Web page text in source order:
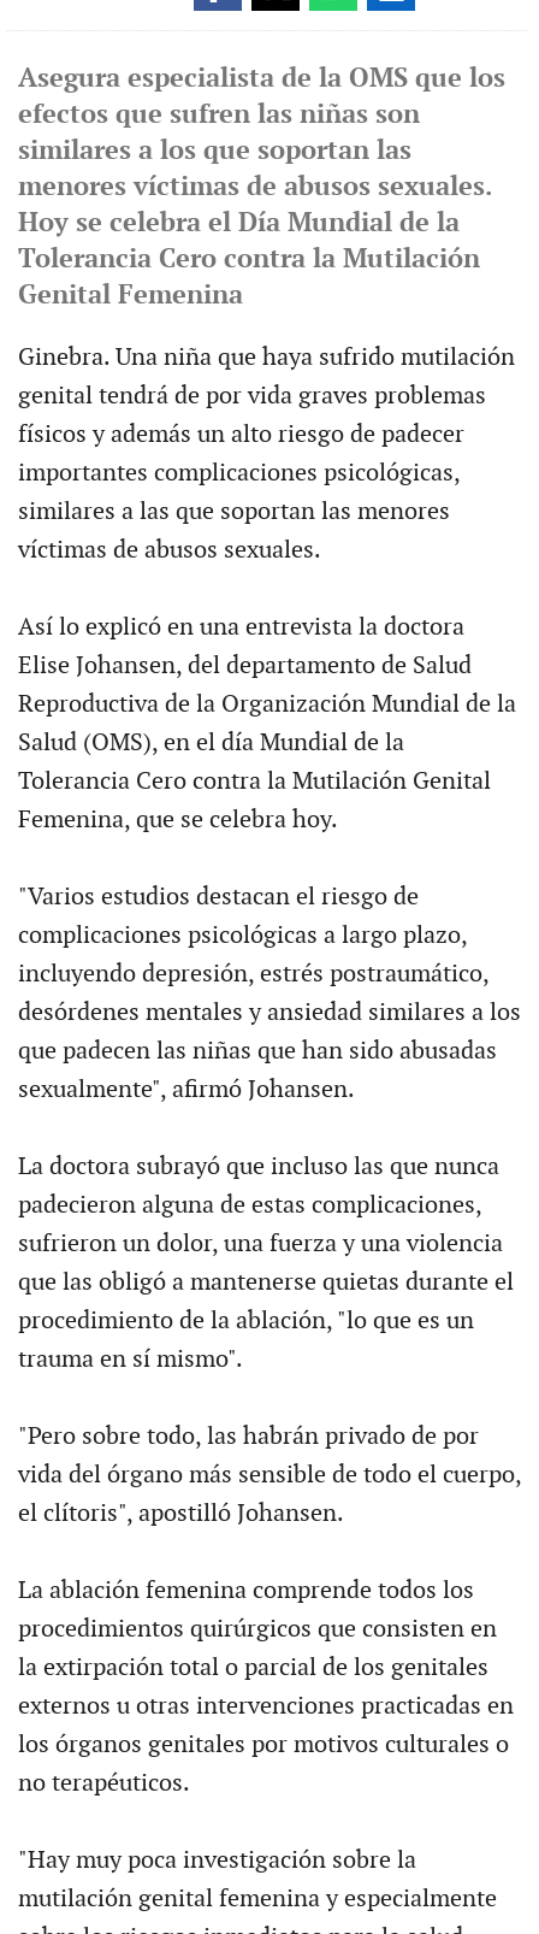
Asegura especialista de la OMS que los
efectos que sufren las niñas son
similares a los que soportan las
menores víctimas de abusos sexuales.
Hoy se celebra el Día Mundial de la
Tolerancia Cero contra la Mutilación
Genital Femenina
Ginebra. Una niña que haya sufrido mutilación
genital tendrá de por vida graves problemas
físicos y además un alto riesgo de padecer
importantes complicaciones psicológicas,
similares a las que soportan las menores
víctimas de abusos sexuales.
Así lo explicó en una entrevista la doctora
Elise Johansen, del departamento de Salud
Reproductiva de la Organización Mundial de la
Salud (OMS), en el día Mundial de la
Tolerancia Cero contra la Mutilación Genital
Femenina, que se celebra hoy.
"Varios estudios destacan el riesgo de
complicaciones psicológicas a largo plazo,
incluyendo depresión, estrés postraumático,
desórdenes mentales y ansiedad similares a los
que padecen las niñas que han sido abusadas
sexualmente", afirmó Johansen.
La doctora subrayó que incluso las que nunca
padecieron alguna de estas complicaciones,
sufrieron un dolor, una fuerza y una violencia
que las obligó a mantenerse quietas durante el
procedimiento de la ablación, "lo que es un
trauma en sí mismo".
"Pero sobre todo, las habrán privado de por
vida del órgano más sensible de todo el cuerpo,
el clítoris", apostilló Johansen.
La ablación femenina comprende todos los
procedimientos quirúrgicos que consisten en
la extirpación total o parcial de los genitales
externos u otras intervenciones practicadas en
los órganos genitales por motivos culturales o
no terapéuticos.
"Hay muy poca investigación sobre la
mutilación genital femenina y especialmente